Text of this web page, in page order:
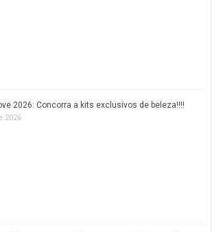
2026: Concorra a kits exclusivos de beleza!!!!
2026